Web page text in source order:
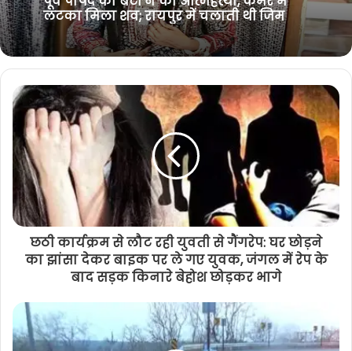
मितानिन बहनों के बैंक खाते में राशि :
मुख्यमंत्री विष्णुदेव साय
छठी कार्यक्रम से लौट रही युवती से गैंगरेप: घर छोड़ने
का झांसा देकर बाइक पर ले गए युवक, जंगल में रेप के
बाद सड़क किनारे बेहोश छोड़कर भागे